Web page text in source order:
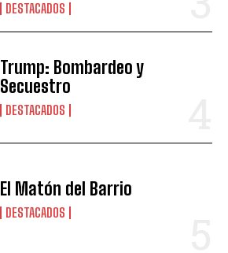
DESTACADOS
Trump: Bombardeo y
Secuestro
DESTACADOS
El Matón del Barrio
DESTACADOS